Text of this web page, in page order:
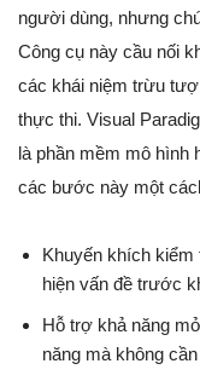
người dùng, nhưng
Công cụ này cầu nối
các khái niệm trừu
thực thi. Visual
là phần mềm mô hình
các bước này một
Khuyến khích kiểm
hiện vấn đề trước
Hỗ trợ khả năng
năng mà không